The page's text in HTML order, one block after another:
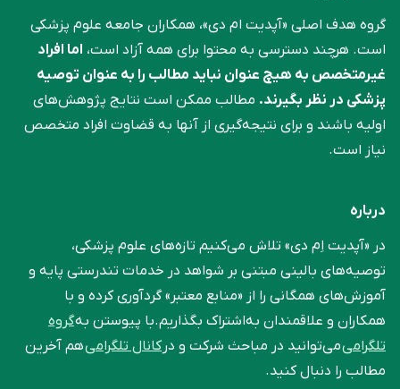
گروه هدف اصلی «آپدیت ام دی»، همکاران جامعه علوم ‌پزشکی
است. هرچند دسترسی به محتوا برای همه آزاد است، اما افراد
غیرمتخصص به هیچ عنوان نباید مطالب را به عنوان توصیه
پزشکی در نظر بگیرند. مطالب ممکن است نتایج پژوهش‌های
اولیه باشند و برای نتیجه‌گیری از آنها به قضاوت افراد متخصص
نیاز است.
درباره
در «آپدیت اِم دی» تلاش می‌کنیم تازه‌های علوم پزشکی،
توصیه‌های بالینی مبتنی بر شواهد در خدمات تندرستی پایه و
آموزش‌های همگانی را از «منابع معتبر» گردآوری کرده و با
همکاران و علاقمندان به‌اشتراک بگذاریم.با پیوستن بهگروه
تلگرامیمی‌توانید در مباحث شرکت و درکانال تلگرامیهم آخرین
مطالب را دنبال کنید.